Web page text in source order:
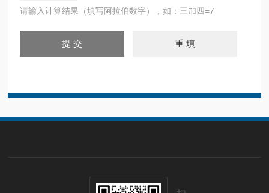
请输入计算结果（填写阿拉伯数字），如：三加四=7